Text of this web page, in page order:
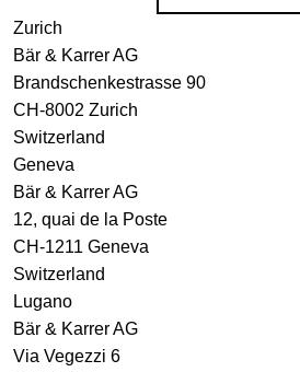
Zurich
Bär & Karrer AG
Brandschenkestrasse 90
CH-8002 Zurich
Switzerland
Geneva
Bär & Karrer AG
12, quai de la Poste
CH-1211 Geneva
Switzerland
Lugano
Bär & Karrer AG
Via Vegezzi 6